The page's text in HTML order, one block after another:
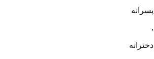
پسرانه
,
دخترانه